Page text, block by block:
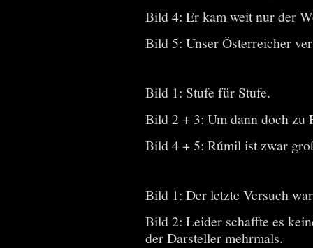
Bild 4: Er kam weit nur der
Bild 5: Unser Österreicher
Bild 1: Stufe für Stufe.
Bild 2 + 3: Um dann doch zu
Bild 4 + 5: Rúmil ist zwar
Bild 1: Der letzte Versuch
Bild 2: Leider schaffte es
der Darsteller mehrmals.